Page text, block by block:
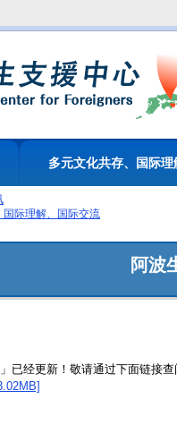
多元文化共存、国际
国际理解、国际交流
阿波
已经更新！敬请通过下面链接查